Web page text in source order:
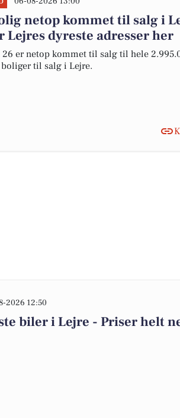
netop kommet til salg i
Lejres dyreste adresser her
er netop kommet til salg til hele
boliger til salg i Lejre.
2026 12:50
biler i Lejre - Priser helt